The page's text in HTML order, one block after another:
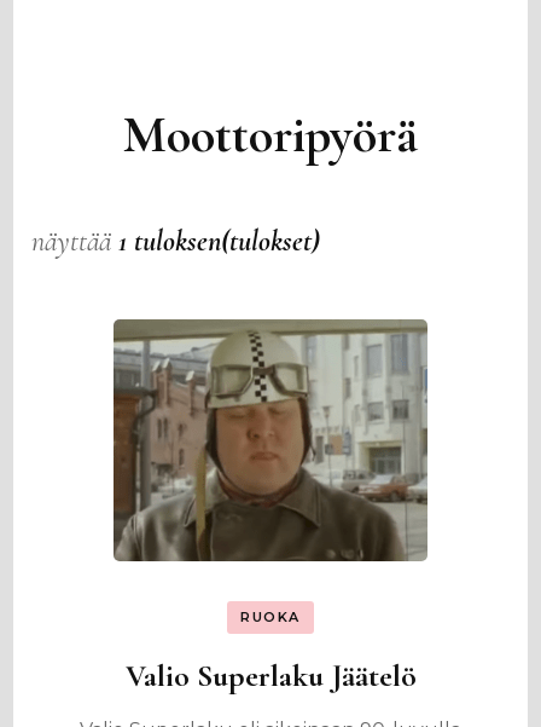
Moottoripyörä
näyttää1 tuloksen(tulokset)
RUOKA
Valio Superlaku Jäätelö